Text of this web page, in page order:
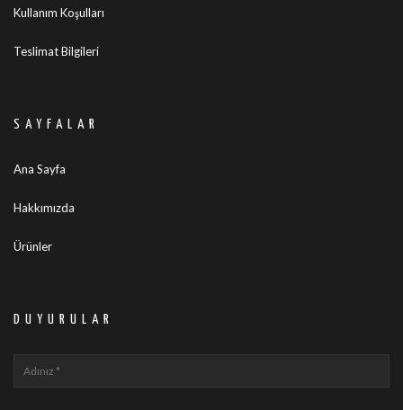
Kullanım Koşulları
Teslimat Bilgileri
SAYFALAR
Ana Sayfa
Hakkımızda
Ürünler
DUYURULAR